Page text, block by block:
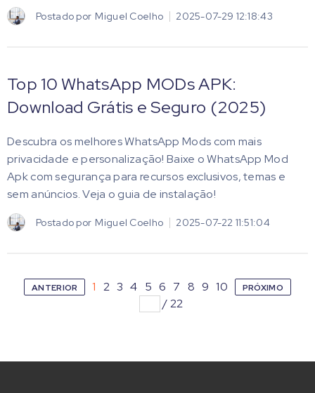
Postado por Miguel Coelho 2025-07-29 12:18:43
Top 10 WhatsApp MODs APK:
Download Grátis e Seguro (2025)
Descubra os melhores WhatsApp Mods com mais
privacidade e personalização! Baixe o WhatsApp Mod
Apk com segurança para recursos exclusivos, temas e
sem anúncios. Veja o guia de instalação!
Postado por Miguel Coelho 2025-07-22 11:51:04
ANTERIOR 1 2 3 4 5 6 7 8 9 10 PRÓXIMO
/22